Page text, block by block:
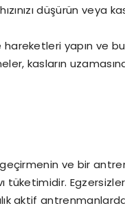
düşürün veya
yapın ve
kasların
ve bir
tüketimidir.
aktif